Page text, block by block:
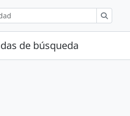
de búsqueda